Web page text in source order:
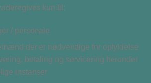
kun til:
/ personale
der er nødvendige for opfyldelse
betaling og servicering herunder
instanser